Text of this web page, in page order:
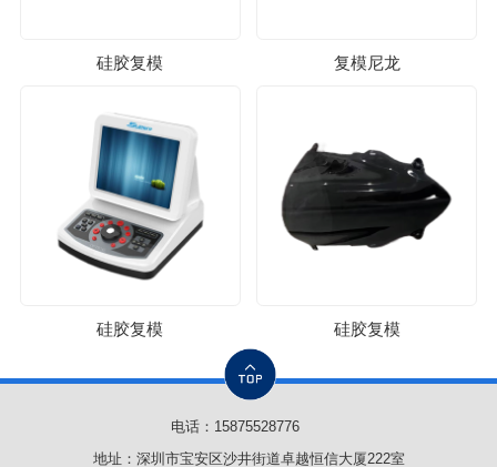
硅胶复模 复模尼龙
硅胶复模 硅胶复模
电话： 15875528776
地址：深圳市宝安区沙井街道卓越恒信大厦222室